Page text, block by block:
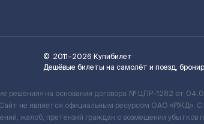
© 2011–2026 Купибилет
Дешёвые билеты на самолёт и поезд,
на основании договора № ЦПР-1282 от
не является официальным ресурсом ОАО «РЖД».
жалоб, претензий граждан о возмещении убытков